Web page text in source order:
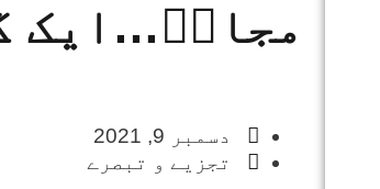
مجازؔ…ایک
دسمبر 9, 2021
تجزیے و تبصرے